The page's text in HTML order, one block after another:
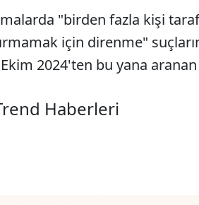
"birden fazla kişi
için direnme"
2024'ten bu yana aranan
Haberleri